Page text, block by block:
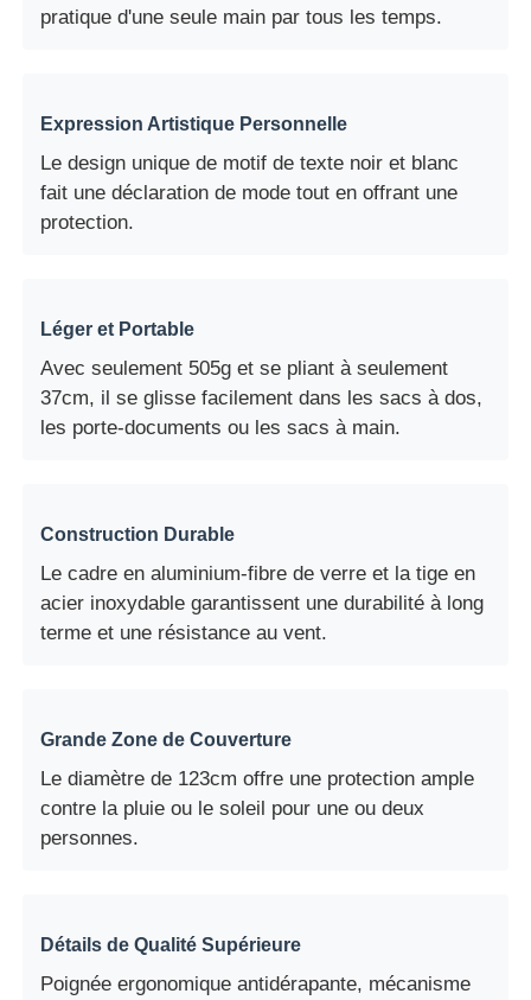
pratique d'une seule main par tous les temps.
Expression Artistique Personnelle
Le design unique de motif de texte noir et blanc
fait une déclaration de mode tout en offrant une
protection.
Léger et Portable
Avec seulement 505g et se pliant à seulement
37cm, il se glisse facilement dans les sacs à dos,
les porte-documents ou les sacs à main.
Construction Durable
Le cadre en aluminium-fibre de verre et la tige en
acier inoxydable garantissent une durabilité à long
terme et une résistance au vent.
Grande Zone de Couverture
Le diamètre de 123cm offre une protection ample
contre la pluie ou le soleil pour une ou deux
personnes.
Détails de Qualité Supérieure
Poignée ergonomique antidérapante, mécanisme